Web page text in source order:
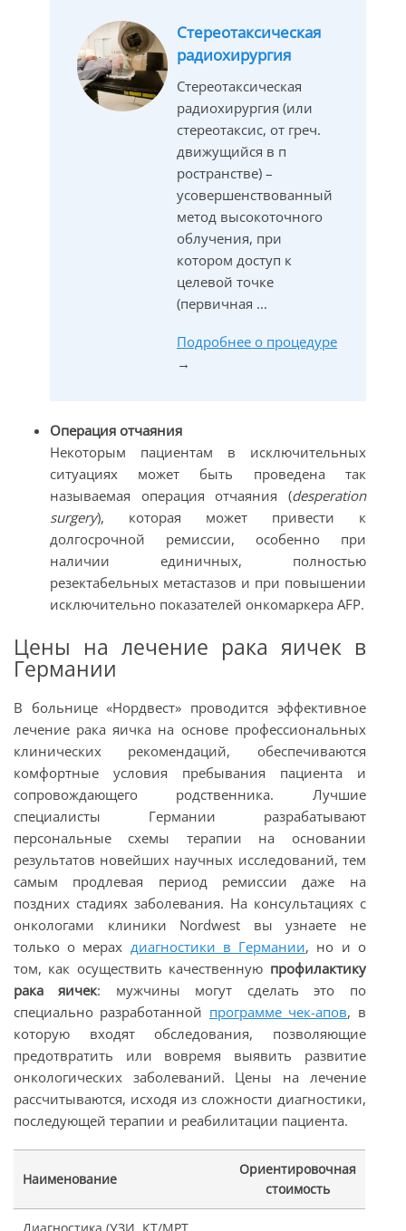
Стереотаксическая
радиохирургия
Стереотаксическая
радиохирургия (или
стереотаксис, от греч.
движущийся в п
ространстве) –
усовершенствованный
метод высокоточного
облучения, при
котором доступ к
целевой точке
(первичная ...
Подробнее о процедуре
→
Операция отчаяния
Некоторым пациентам в исключительных
ситуациях может быть проведена так
называемая операция отчаяния (desperation
surgery), которая может привести к
долгосрочной ремиссии, особенно при
наличии единичных, полностью
резектабельных метастазов и при повышении
исключительно показателей онкомаркера AFP.
Цены на лечение рака яичек в
Германии
В больнице «Нордвест» проводится эффективное
лечение рака яичка на основе профессиональных
клинических рекомендаций, обеспечиваются
комфортные условия пребывания пациента и
сопровождающего родственника. Лучшие
специалисты Германии разрабатывают
персональные схемы терапии на основании
результатов новейших научных исследований, тем
самым продлевая период ремиссии даже на
поздних стадиях заболевания. На консультациях с
онкологами клиники Nordwest вы узнаете не
только о мерах диагностики в Германии, но и о
том, как осуществить качественную профилактику
рака яичек: мужчины могут сделать это по
специально разработанной программе чек-апов, в
которую входят обследования, позволяющие
предотвратить или вовремя выявить развитие
онкологических заболеваний. Цены на лечение
рассчитываются, исходя из сложности диагностики,
последующей терапии и реабилитации пациента.
Наименование
Ориентировочная
стоимость